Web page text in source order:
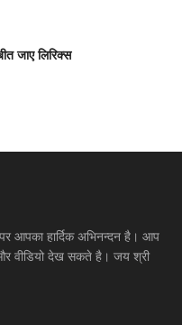
जाए लिरिक्स
आपका हार्दिक अभिनन्दन है। आप
वीडियो देख सकते है। जय श्री